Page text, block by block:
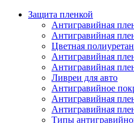
Защита пленкой
Антигравийная
Антигравийная
Цветная
Антигравийная
Антигравийная
Ливреи для авто
Антигравийное
Антигравийная
Антигравийная
Типы